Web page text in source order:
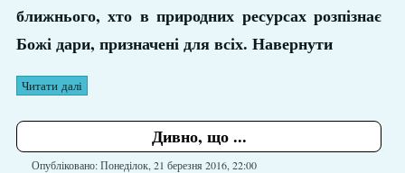
ближнього, хто в природних ресурсах розпізнає
Божі дари, призначені для всіх. Навернути
Читати далі
Дивно, що ...
Опубліковано: Понеділок, 21 березня 2016, 22:00